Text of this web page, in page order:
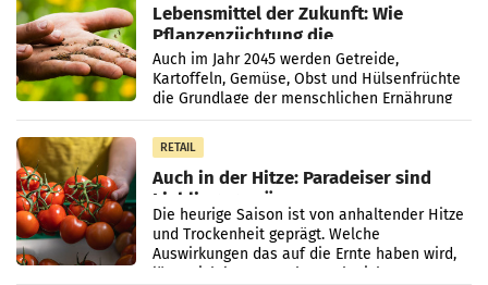
Lebensmittel der Zukunft: Wie
Pflanzenzüchtung die
Ernährungssicherheit sichert
Auch im Jahr 2045 werden Getreide,
Kartoffeln, Gemüse, Obst und Hülsenfrüchte
die Grundlage der menschlichen Ernährung
bilden. Allerdings verändern sich die
Eigenschaften der Pflanzen
RETAIL
Auch in der Hitze: Paradeiser sind
Lieblingsgemüse
Die heurige Saison ist von anhaltender Hitze
und Trockenheit geprägt. Welche
Auswirkungen das auf die Ernte haben wird,
lässt sich laut Branche noch nicht